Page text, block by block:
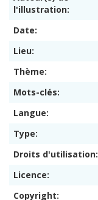
l'illustration:
Date:
Lieu:
Thème:
Mots-clés:
Langue:
Type:
Droits d'utilisation:
Licence:
Copyright: